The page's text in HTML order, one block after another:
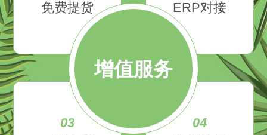
增值服务
免费提货
ERP对接
03
04